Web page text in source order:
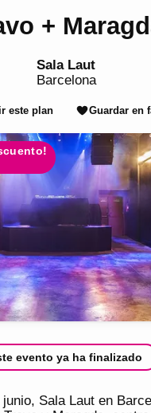
+
Sala Laut
Barcelona
este plan Guardar en
evento ya ha finalizado
Sala Laut en